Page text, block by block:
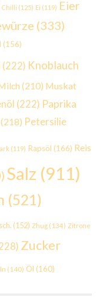
Chilli (125) Ei (119) Eier
(333)
(156)
(222) Knoblauch
(210) Muskat
(222) Paprika
(218) Petersilie
(119) Rapsöl (166) Reis
Salz (911)
(521)
(152) Zhug (134) Zitrone
Zucker
(140) Öl (160)